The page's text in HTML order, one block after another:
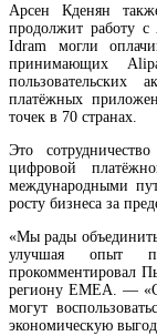
Регулированием
International из Мальты
Арсен Кденян
продолжит работу с
Idram могли
принимающих
пользовательских
платёжных
точек в 70 странах.
Это
цифровой
международными
росту бизнеса за
«Мы рады
улучшая опыт
прокомментировал
региону EMEA. —
могут
экономическую